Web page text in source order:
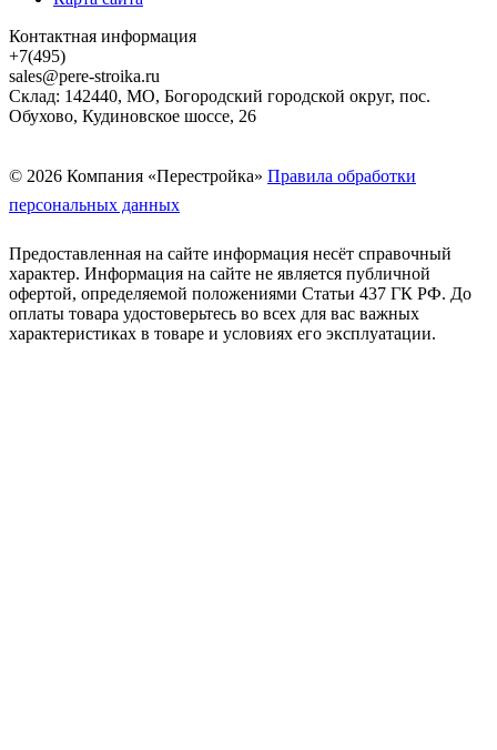
Контактная информация
+7(495)
sales@pere-stroika.ru
Склад: 142440, МО, Богородский городской округ, пос.
Обухово, Кудиновское шоссе, 26
© 2026 Компания «Перестройка» Правила обработки
персональных данных
Предоставленная на сайте информация несёт справочный
характер. Информация на сайте не является публичной
офертой, определяемой положениями Статьи 437 ГК РФ. До
оплаты товара удостоверьтесь во всех для вас важных
характеристиках в товаре и условиях его эксплуатации.